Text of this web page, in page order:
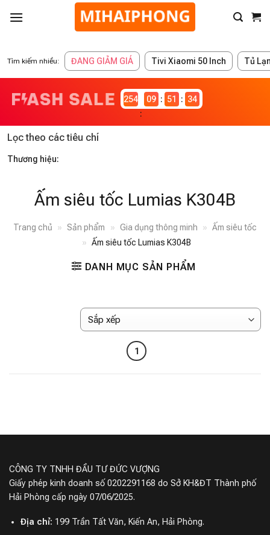
Tìm kiếm nhiều: ĐANG GIẢM GIÁ Tivi Xiaomi 50 Inch Tủ
2546979
09 51 34
Lọc theo các tiêu chí
Thương hiệu:
Ấm siêu tốc Lumias K304B
Trang chủ » Sản phẩm » Gia dụng thông minh » Ấm siêu tốc
» Ấm siêu tốc Lumias K304B
DANH MỤC SẢN PHẨM
1
CÔNG TY TNHH ĐẦU TƯ ĐỨC VƯỢNG
Giấy phép kinh doanh số 0202291168 do Sở KH&ĐT Thành phố
Hải Phòng cấp ngày 07/06/2025.
Địa chỉ: 199 Trần Tất Văn, Kiến An, Hải Phòng.